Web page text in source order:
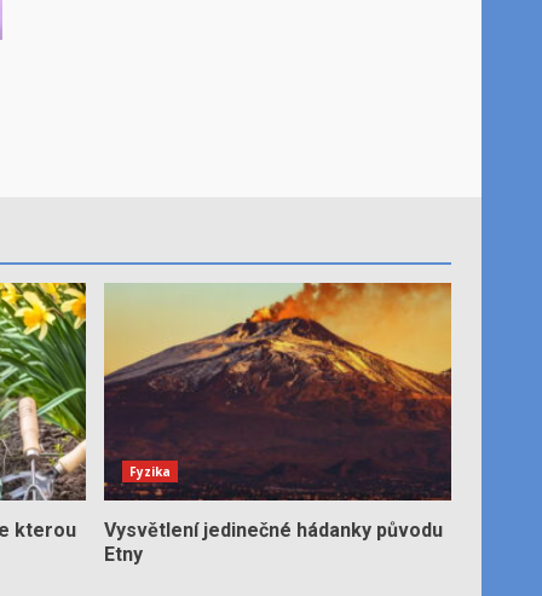
kterou
Fyzika
Vysvětlení jedinečné hádanky původu
Etny